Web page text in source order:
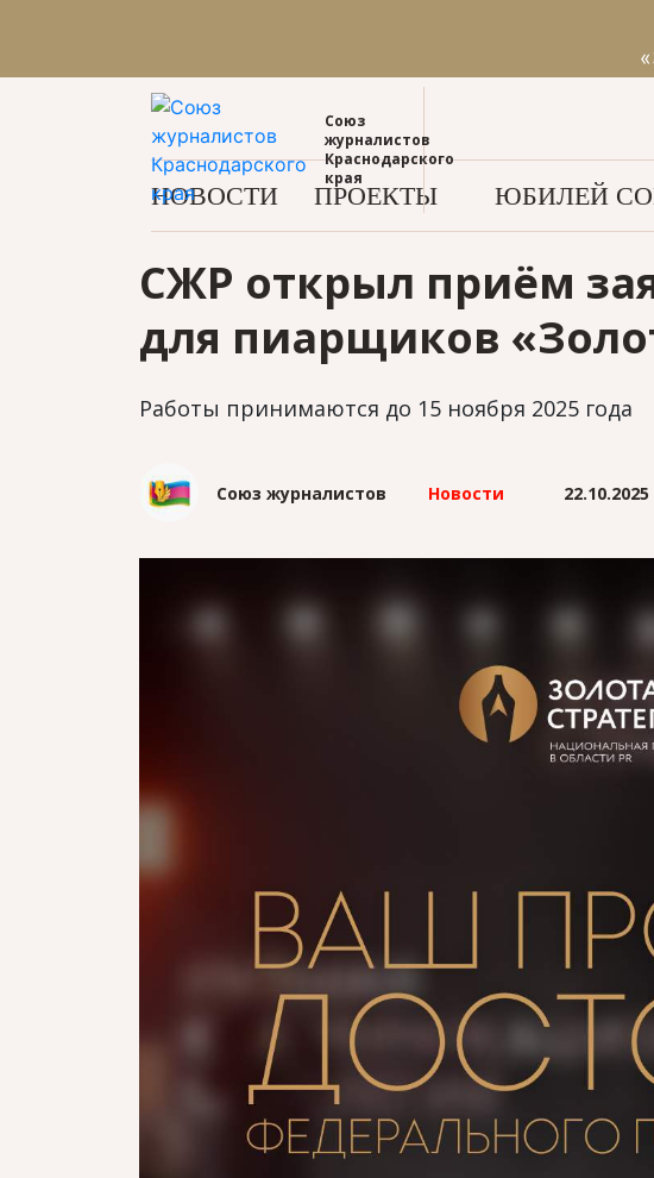
Союз
журналистов
Краснодарского
края
НОВОСТИ ПРОЕКТЫ ЮБИЛЕЙ
СЖР открыл приём
для пиарщиков
Работы принимаются до 15 ноября 2025 года
Союз журналистов Новости